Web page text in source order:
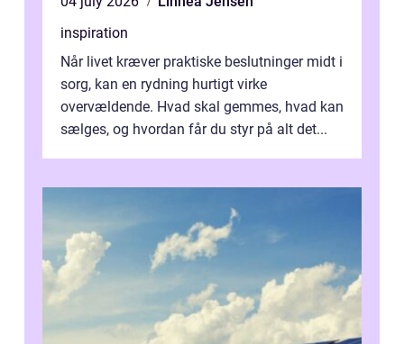
inspiration
Når livet kræver praktiske beslutninger midt i
sorg, kan en rydning hurtigt virke
overvældende. Hvad skal gemmes, hvad kan
sælges, og hvordan får du styr på alt det...